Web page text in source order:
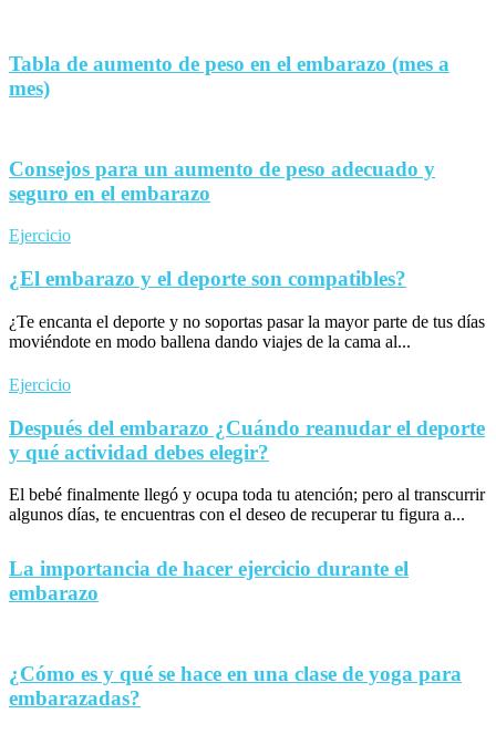
Tabla de aumento de peso en el embarazo (mes a
mes)
Consejos para un aumento de peso adecuado y
seguro en el embarazo
Ejercicio
¿El embarazo y el deporte son compatibles?
¿Te encanta el deporte y no soportas pasar la mayor parte de tus días
moviéndote en modo ballena dando viajes de la cama al...
Ejercicio
Después del embarazo ¿Cuándo reanudar el deporte
y qué actividad debes elegir?
El bebé finalmente llegó y ocupa toda tu atención; pero al transcurrir
algunos días, te encuentras con el deseo de recuperar tu figura a...
La importancia de hacer ejercicio durante el
embarazo
¿Cómo es y qué se hace en una clase de yoga para
embarazadas?